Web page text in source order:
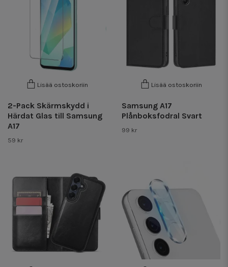
Lisää ostoskoriin
2-Pack Skärmskydd i
Härdat Glas till Samsung
A17
59 kr
Lisää ostoskoriin
Samsung A17
Plånboksfodral Svart
99 kr